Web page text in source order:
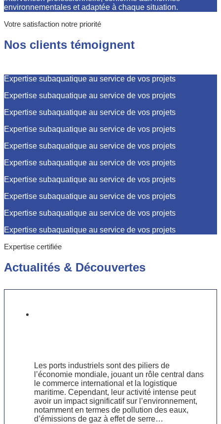
environnementales et adaptée à chaque situation.
Votre satisfaction notre priorité
Nos clients témoignent
Expertise subaquatique au service de vos projets
Expertise subaquatique au service de vos projets
Expertise subaquatique au service de vos projets
Expertise subaquatique au service de vos projets
Expertise subaquatique au service de vos projets
Expertise subaquatique au service de vos projets
Expertise subaquatique au service de vos projets
Expertise subaquatique au service de vos projets
Expertise subaquatique au service de vos projets
Expertise subaquatique au service de vos projets
Expertise certifiée
Actualités & Découvertes
Les ports industriels sont des piliers de
l’économie mondiale, jouant un rôle central dans
le commerce international et la logistique
maritime. Cependant, leur activité intense peut
avoir un impact significatif sur l’environnement,
notamment en termes de pollution des eaux,
d’émissions de gaz à effet de serre…